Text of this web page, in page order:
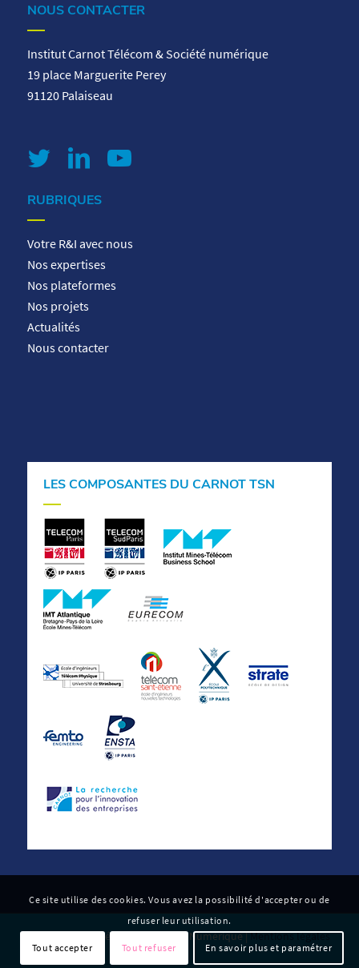
NOUS CONTACTER
Institut Carnot Télécom & Société numérique
19 place Marguerite Perey
91120 Palaiseau
RUBRIQUES
Votre R&I avec nous
Nos expertises
Nos plateformes
Nos projets
Actualités
Nous contacter
LES COMPOSANTES DU CARNOT TSN
© 2022 Carnot Télécom & Société Numérique |Mentions légales
Ce site utilise des cookies. Vous avez la possibilité d'accepter ou de
refuser leur utilisation.
Tout accepter Tout refuser En savoir plus et paramétrer